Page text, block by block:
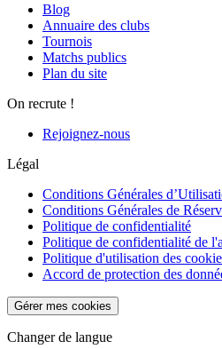
Blog
Annuaire des clubs
Tournois
Matchs publics
Plan du site
On recrute !
Rejoignez-nous
Légal
Conditions Générales
Conditions Générales de
Politique de confidentialité
Politique de confidentialité de
Politique d'utilisation des
Accord de protection des
Gérer mes cookies
Changer de langue